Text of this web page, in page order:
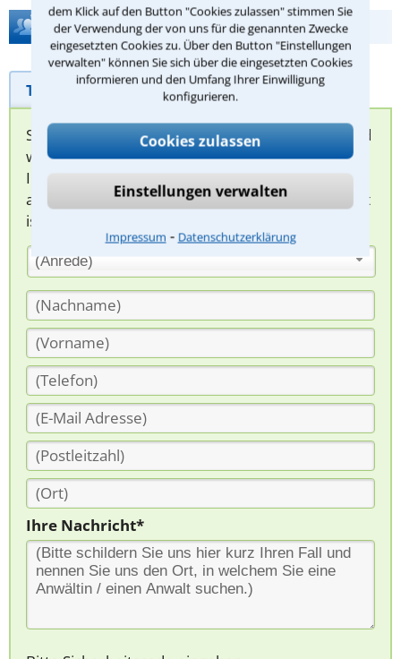
dem Klick auf den Button "Cookies zulassen" stimmen Sie
der Verwendung der von uns für die genannten Zwecke
eingesetzten Cookies zu. Über den Button "Einstellungen
verwalten" können Sie sich über die eingesetzten Cookies
informieren und den Umfang Ihrer Einwilligung
konfigurieren.
Cookies zulassen
Einstellungen verwalten
Impressum ⁃ Datenschutzerklärung
Hilfe bei Ihrer Anwaltsuche?
Telefonhilfe Beratungsanfrage
Sie können hier Ihren Fall schildern. Anschließend
werden sich spezialisierte Rechtsanwälte bei
Ihnen melden, um das weitere Vorgehen
abzuklären. Die Rückmeldung durch einen Anwalt
ist für Sie kostenlos.
(Anrede)
Ihre Nachricht*